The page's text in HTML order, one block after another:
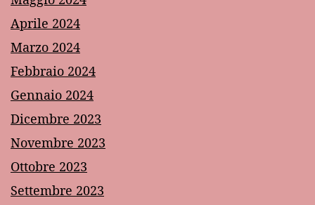
Aprile 2024
Marzo 2024
Febbraio 2024
Gennaio 2024
Dicembre 2023
Novembre 2023
Ottobre 2023
Settembre 2023